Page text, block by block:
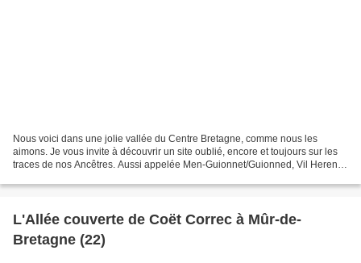
Nous voici dans une jolie vallée du Centre Bretagne, comme nous les
aimons. Je vous invite à découvrir un site oublié, encore et toujours sur les
traces de nos Ancêtres. Aussi appelée Men-Guionnet/Guionned, Vil Heren et
L'Allée couverte de Coët Correc à Mûr-de-
Bretagne (22)